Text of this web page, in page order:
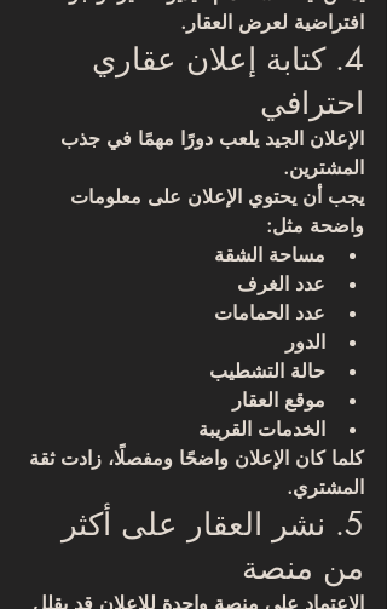
افتراضية لعرض العقار.
4. كتابة إعلان عقاري
احترافي
الإعلان الجيد يلعب دورًا مهمًا في جذب
المشترين.
يجب أن يحتوي الإعلان على معلومات
واضحة مثل:
مساحة الشقة
عدد الغرف
عدد الحمامات
الدور
حالة التشطيب
موقع العقار
الخدمات القريبة
كلما كان الإعلان واضحًا ومفصلًا، زادت ثقة
المشتري.
5. نشر العقار على أكثر
من منصة
الاعتماد على منصة واحدة للإعلان قد يقلل